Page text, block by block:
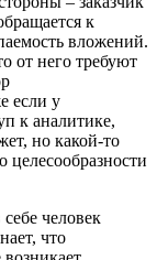
к
вложений.
от него требуют
если у
к аналитике,
но какой-то
целесообразности
человек
что